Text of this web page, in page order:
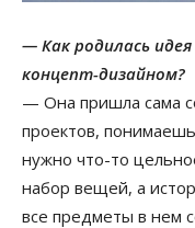
— Как родилась идея
концепт-дизайном?
— Она пришла сама
проектов,
нужно что-то
набор вещей, а
все предметы в нем